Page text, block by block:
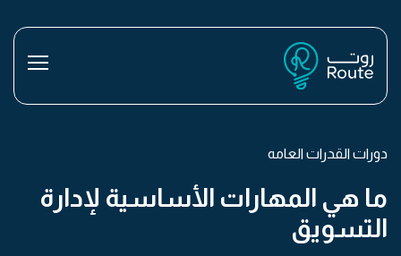
دورات القدرات العامه
ما هي المهارات الأساسية لإدارة
التسويق